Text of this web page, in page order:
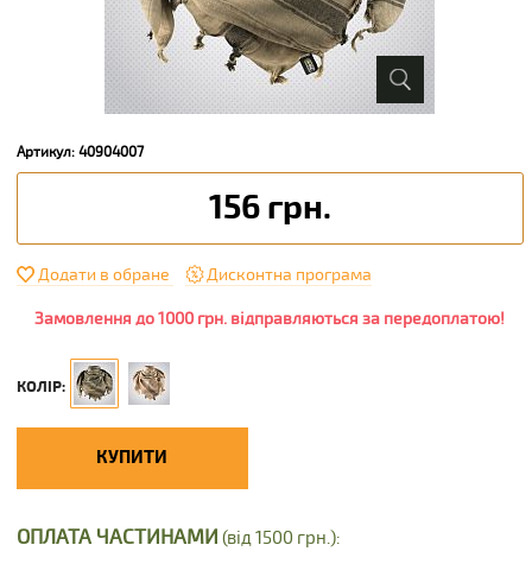
Артикул: 40904007
156 грн.
Додати в обране Дисконтна програма
Замовлення до 1000 грн. відправляються за передоплатою!
КОЛІР:
КУПИТИ
ОПЛАТА ЧАСТИНАМИ (від 1500 грн.):